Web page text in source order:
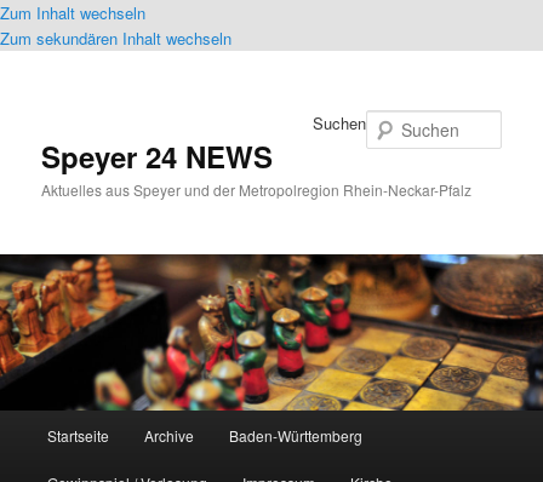
Zum Inhalt wechseln
Zum sekundären Inhalt wechseln
Speyer 24 NEWS
Aktuelles aus Speyer und der Metropolregion Rhein-Neckar-Pfalz
Suchen
Startseite Archive Baden-Württemberg